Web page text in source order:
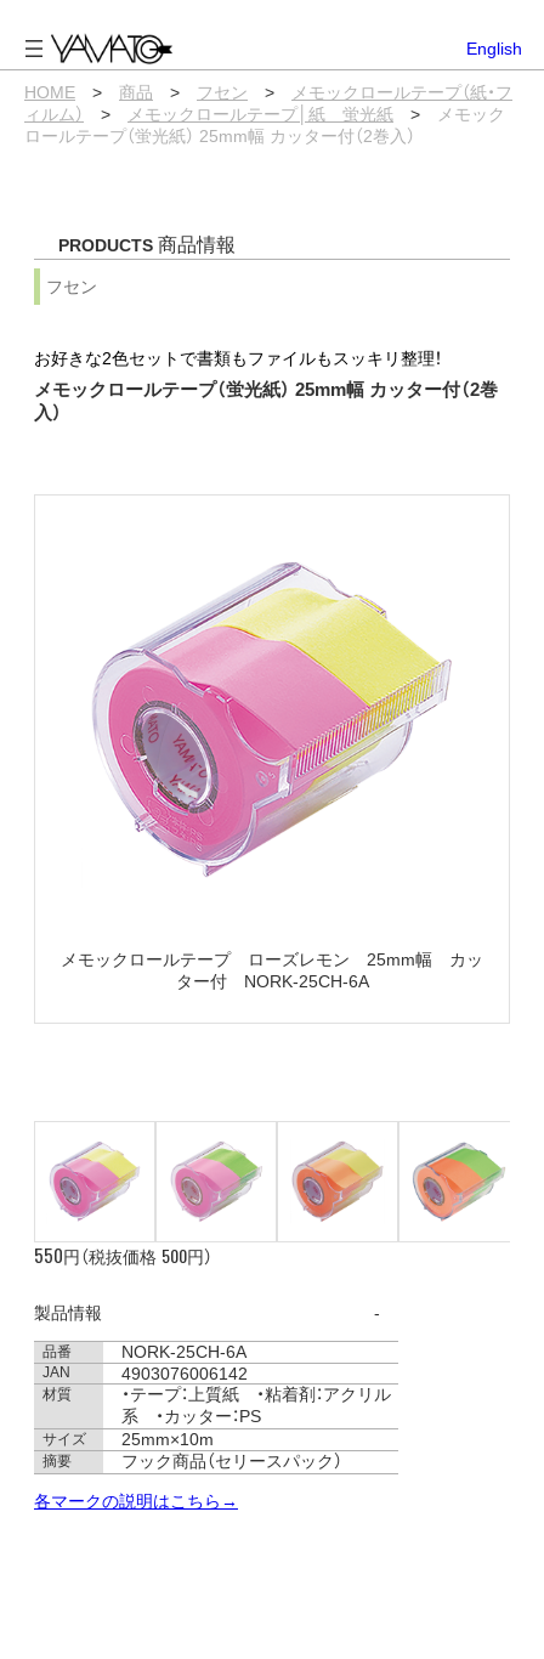
容
を
ス
キ
ッ
English
HOME > 商品 > フセン >
メモックロールテープ（紙・フ
ィルム）
> メモックロールテープ│紙 蛍光紙 >
メモック
ロールテープ（蛍光紙） 25mm幅 カッター付（2巻入）
PRODUCTS 商品情報
フセン
お好きな2色セットで書類もファイルもスッキリ整理！
メモックロールテープ（蛍光紙） 25mm幅 カッター付（2巻
入）
メモックロールテープ ローズレモン 25mm幅 カッ
ター付 NORK-25CH-6A
550円（税抜価格 500円）
製品情報
品番 NORK-25CH-6A
JAN 4903076006142
材質
・テープ：上質紙 ・粘着剤：アクリル
系 ・カッター：PS
サイズ 25mm×10m
摘要 フック商品（セリースパック）
各マークの説明はこちら→